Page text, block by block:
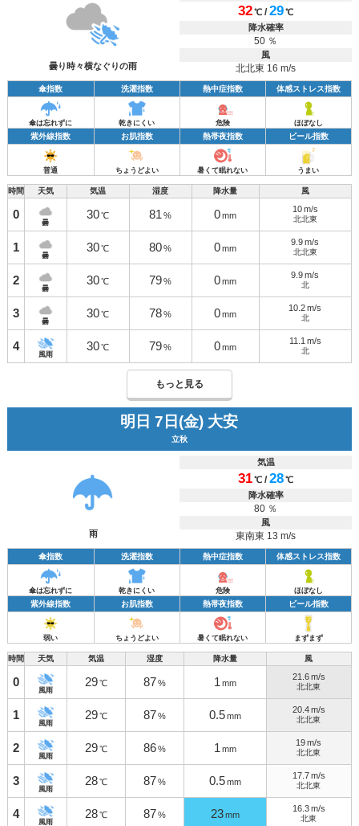
曇り時々横なぐりの雨
32℃ /29℃
降水確率
50 ％
風
北北東 16 m/s
傘指数 洗濯指数 熱中症指数 体感ストレス指数
傘は忘れずに 乾きにくい 危険 ほぼなし
紫外線指数 お肌指数 熱帯夜指数 ビール指数
普通 ちょうどよい 暑くて眠れない うまい
時間 天気 気温 湿度 降水量 風
0
曇
30 ℃ 81 % 0 mm
10m/s
北北東
1
曇
30 ℃ 80 % 0 mm
9.9 m/s
北北東
2
曇
30 ℃ 79 % 0 mm
9.9 m/s
北
3
曇
30 ℃ 78 % 0 mm
10.2 m/s
北
4
風雨
30 ℃ 79 % 0 mm
11.1 m/s
北
もっと見る
明日 7日(金) 大安
立秋
雨
気温
31℃ /28℃
降水確率
80 ％
風
東南東 13 m/s
傘指数 洗濯指数 熱中症指数 体感ストレス指数
傘は忘れずに 乾きにくい 危険 ほぼなし
紫外線指数 お肌指数 熱帯夜指数 ビール指数
弱い ちょうどよい 暑くて眠れない まずまず
時間 天気 気温 湿度 降水量 風
0
風雨
29℃ 87% 1 mm
21.6m/s
北北東
1
風雨
29℃ 87% 0.5mm
20.4m/s
北北東
2
風雨
29℃ 86% 1 mm
19 m/s
北北東
3
風雨
28℃ 87% 0.5mm
17.7m/s
北北東
4
風雨
28℃ 87% 23mm
16.3m/s
北東